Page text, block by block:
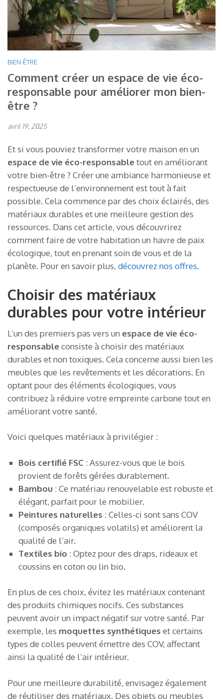
BIEN-ÊTRE
Comment créer un espace de vie éco-
responsable pour améliorer mon bien-
être ?
avril 19, 2025
Et si vous pouviez transformer votre maison en un
espace de vie éco-responsabletout en améliorant
votre bien-être ? Créer une ambiance harmonieuse et
respectueuse de l’environnement est tout à fait
possible. Cela commence par des choix éclairés, des
matériaux durables et une meilleure gestion des
ressources. Dans cet article, vous découvrirez
comment faire de votre habitation un havre de paix
écologique, tout en prenant soin de vous et de la
planète. Pour en savoir plus, découvrez nos offres.
Choisir des matériaux
durables pour votre intérieur
L’un des premiers pas vers un espace de vie éco-
responsableconsiste à choisir des matériaux
durables et non toxiques. Cela concerne aussi bien les
meubles que les revêtements et les décorations. En
optant pour des éléments écologiques, vous
contribuez à réduire votre empreinte carbone tout en
améliorant votre santé.
Voici quelques matériaux à privilégier :
Bois certifié FSC : Assurez-vous que le bois
provient de forêts gérées durablement.
Bambou : Ce matériau renouvelable est robuste et
élégant, parfait pour le mobilier.
Peintures naturelles : Celles-ci sont sans COV
(composés organiques volatils) et améliorent la
qualité de l’air.
Textiles bio : Optez pour des draps, rideaux et
coussins en coton ou lin bio.
En plus de ces choix, évitez les matériaux contenant
des produits chimiques nocifs. Ces substances
peuvent avoir un impact négatif sur votre santé. Par
exemple, les moquettes synthétiques et certains
types de colles peuvent émettre des COV, affectant
ainsi la qualité de l’air intérieur.
Pour une meilleure durabilité, envisagez également
de réutiliser des matériaux. Des objets ou meubles